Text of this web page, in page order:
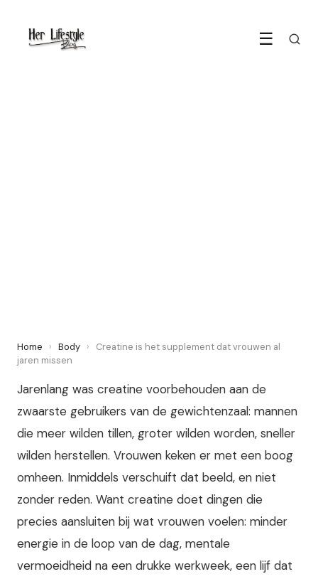
☰
Home › Body ›
Creatine is het supplement dat vrouwen al
jaren missen
Jarenlang was creatine voorbehouden aan de
zwaarste gebruikers van de gewichtenzaal: mannen
die meer wilden tillen, groter wilden worden, sneller
wilden herstellen. Vrouwen keken er met een boog
omheen. Inmiddels verschuift dat beeld, en niet
zonder reden. Want creatine doet dingen die
precies aansluiten bij wat vrouwen voelen: minder
energie in de loop van de dag, mentale
vermoeidheid na een drukke werkweek, een lijf dat